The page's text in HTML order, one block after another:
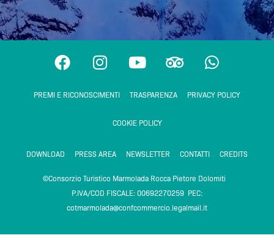
F
a
e
o
I
n
t
r
m
Y
o
t
u
e
T
r
p
v
s
o
r
W
h
t
p
PREMI E RICONOSCIMENTI TRASPARENZA PRIVACY POLICY
COOKIE POLICY
DOWNLOAD PRESS AREA NEWSLETTER CONTATTI CREDITS
©Consorzio Turistico Marmolada Rocca Pietore Dolomiti
P.IVA/COD FISCALE: 00692270259 PEC:
cotmarmolada@confcommercio.legalmail.it